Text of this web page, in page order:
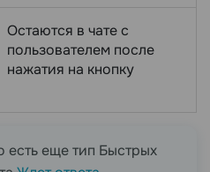
Остаются в чате с
пользователем после
нажатия на кнопку
есть еще тип Быстрых